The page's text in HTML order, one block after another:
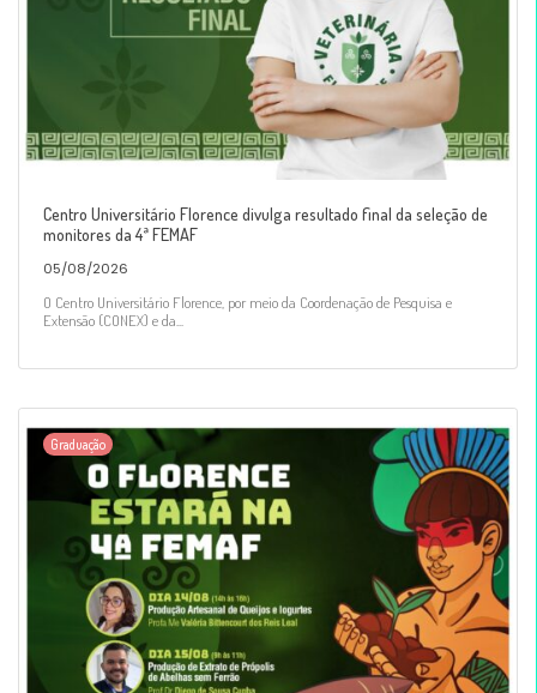
Centro Universitário Florence divulga resultado final da seleção de
monitores da 4ª FEMAF
05/08/2026
O Centro Universitário Florence, por meio da Coordenação de Pesquisa e
Extensão (CONEX) e da...
Graduação